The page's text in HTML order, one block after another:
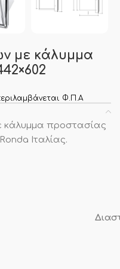
με κάλυμμα
Φ.Π.Α
κάλυμμα προστασίας
Ιταλίας.